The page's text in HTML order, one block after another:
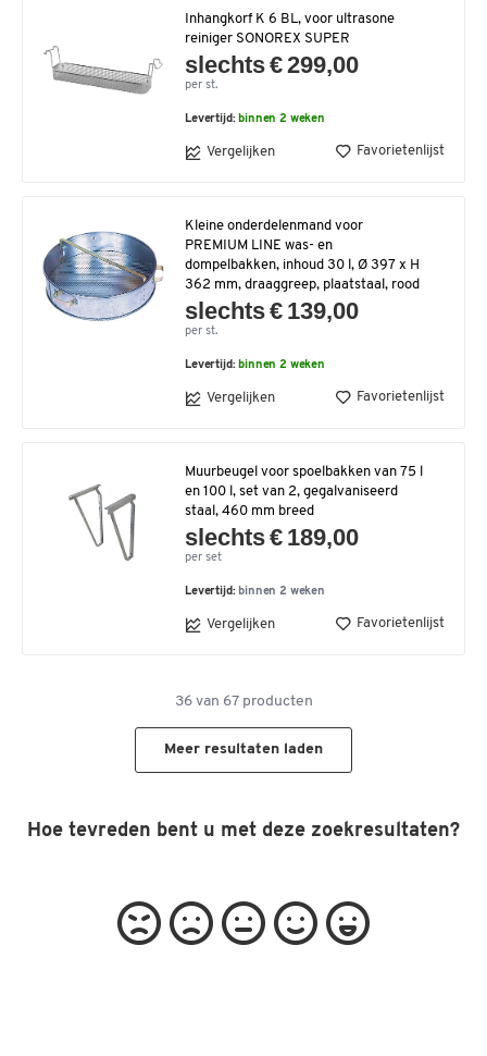
Inhangkorf K 6 BL, voor ultrasone
reiniger SONOREX SUPER
slechts € 299,00
per st.
Levertijd: binnen 2 weken
Vergelijken Favorietenlijst
Kleine onderdelenmand voor
PREMIUM LINE was- en
dompelbakken, inhoud 30 l, Ø 397 x H
362 mm, draaggreep, plaatstaal, rood
slechts € 139,00
per st.
Levertijd: binnen 2 weken
Vergelijken Favorietenlijst
Muurbeugel voor spoelbakken van 75 l
en 100 l, set van 2, gegalvaniseerd
staal, 460 mm breed
slechts € 189,00
per set
Levertijd: binnen 2 weken
Vergelijken Favorietenlijst
36van 67producten
Meer resultaten laden
Hoe tevreden bent u met deze zoekresultaten?